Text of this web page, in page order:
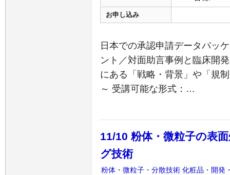
お申し込み
日本での承認申請データパッ
ント／対面助言事例と臨床開
にある「戦略・背景」や「規
～ 受講可能な形式：…
11/10 粉体・微粒子の表
グ技術
粉体・微粒子・分散技術 化粧品・開発